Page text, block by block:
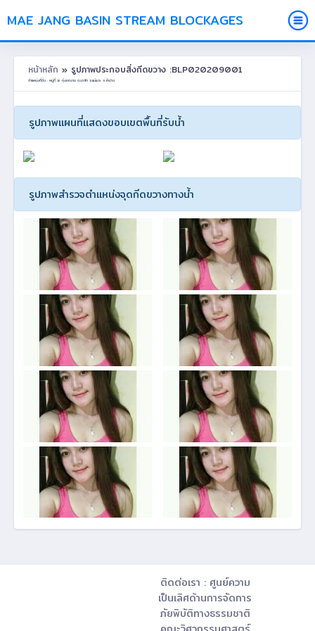
MAE JANG BASIN STREAM BLOCKAGES
หน้าหลัก » รูปภาพประกอบสิ่งกีดขวาง :BLP020209001
ตำแหน่งที่ตั้ง : หมู่ที่ 12 ทุ่งเลางาม ต.นาสัก อ.แม่เมาะ จ.ลำปาง
รูปภาพแผนที่แสดงขอบเขตพื้นที่รับน้ำ
รูปภาพสำรวจตำแหน่งจุดกีดขวางทางน้ำ
ติดต่อเรา : ศูนย์ความ
เป็นเลิศด้านการจัดการ
ภัยพิบัติทางธรรมชาติ